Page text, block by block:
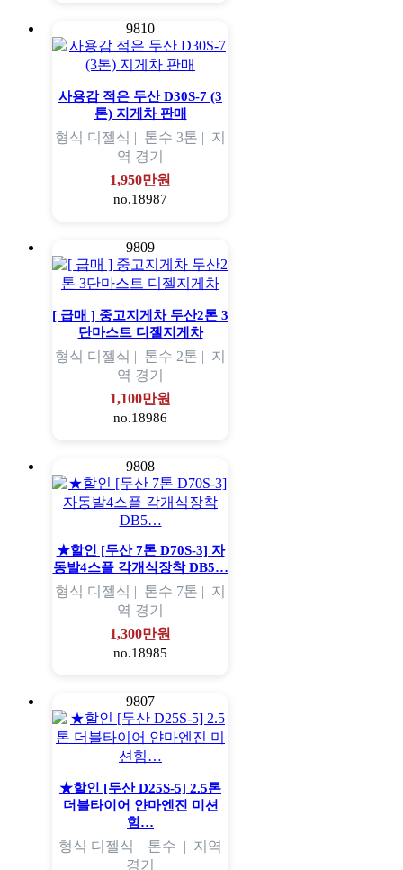
9810
사용감 적은 두산 D30S-7 (3
톤) 지게차 판매
형식 디젤식 | 톤수 3톤 | 지
역 경기
1,950만원
no.18987
9809
[ 급매 ] 중고지게차 두산2톤 3
단마스트 디젤지게차
형식 디젤식 | 톤수 2톤 | 지
역 경기
1,100만원
no.18986
9808
★할인 [두산 7톤 D70S-3] 자
동발4스플 각개식장착 DB5…
형식 디젤식 | 톤수 7톤 | 지
역 경기
1,300만원
no.18985
9807
★할인 [두산 D25S-5] 2.5톤
더블타이어 얀마엔진 미션
힘…
형식 디젤식 | 톤수 | 지역
경기